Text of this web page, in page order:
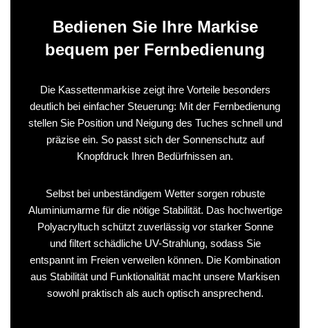
Bedienen Sie Ihre Markise
bequem per Fernbedienung
Die Kassettenmarkise zeigt ihre Vorteile besonders
deutlich bei einfacher Steuerung: Mit der Fernbedienung
stellen Sie Position und Neigung des Tuches schnell und
präzise ein. So passt sich der Sonnenschutz auf
Knopfdruck Ihren Bedürfnissen an.
Selbst bei unbeständigem Wetter sorgen robuste
Aluminiumarme für die nötige Stabilität. Das hochwertige
Polyacryltuch schützt zuverlässig vor starker Sonne
und filtert schädliche UV-Strahlung, sodass Sie
entspannt im Freien verweilen können. Die Kombination
aus Stabilität und Funktionalität macht unsere Markisen
sowohl praktisch als auch optisch ansprechend.